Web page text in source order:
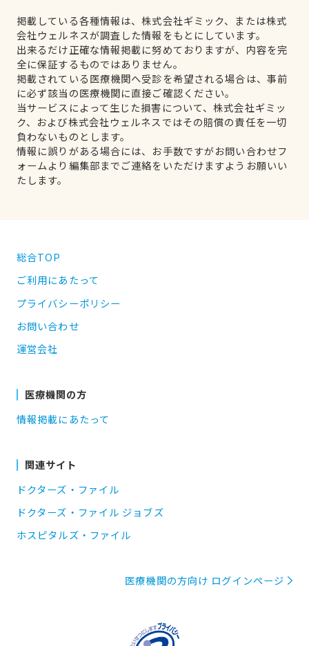
掲載している各種情報は、株式会社ギミック、または株式
会社ウェルネスが調査した情報をもとにしています。
出来るだけ正確な情報掲載に努めておりますが、内容を完
全に保証するものではありません。
掲載されている医療機関へ受診を希望される場合は、事前
に必ず該当の医療機関に直接ご確認ください。
当サービスによって生じた損害について、株式会社ギミッ
ク、および株式会社ウェルネスではその賠償の責任を一切
負わないものとします。
情報に誤りがある場合には、お手数ですがお問い合わせフ
ォームより編集部までご連絡をいただけますようお願いい
たします。
総合TOP
ご利用にあたって
プライバシーポリシー
お問い合わせ
運営会社
医療機関の方
情報掲載にあたって
関連サイト
ドクターズ・ファイル
ドクターズ・ファイル ジョブズ
ホスピタルズ・ファイル
医療機関の方向け ログインページ